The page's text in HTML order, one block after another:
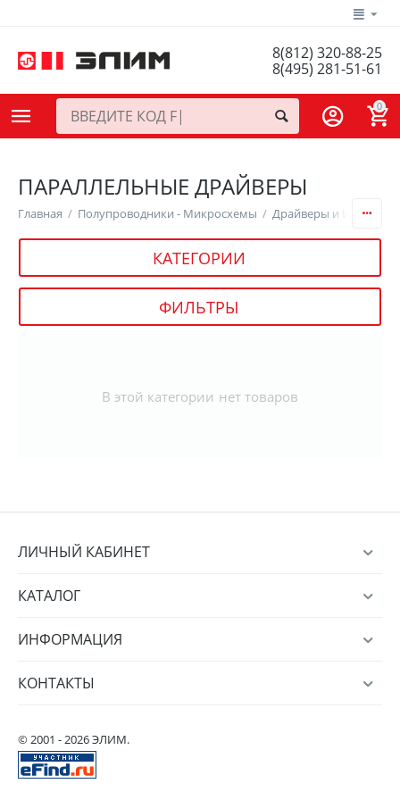
8(812) 320-88-25
8(495) 281-51-61
0
ПАРАЛЛЕЛЬНЫЕ ДРАЙВЕРЫ
Главная / Полупроводники - Микросхемы / Драйверы и
КАТЕГОРИИ
ФИЛЬТРЫ
В этой категории нет товаров
ЛИЧНЫЙ КАБИНЕТ
КАТАЛОГ
ИНФОРМАЦИЯ
КОНТАКТЫ
© 2001 - 2026 ЭЛИМ.